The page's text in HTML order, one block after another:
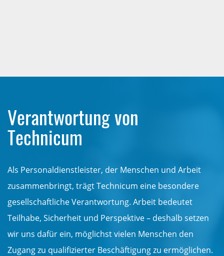
Verantwortung von
Technicum
Als Personaldienstleister, der Menschen und Arbeit
zusammenbringt, trägt Technicum eine besondere
gesellschaftliche Verantwortung. Arbeit bedeutet
Teilhabe, Sicherheit und Perspektive – deshalb setzen
wir uns dafür ein, möglichst vielen Menschen den
Zugang zu qualifizierter Beschäftigung zu ermöglichen.